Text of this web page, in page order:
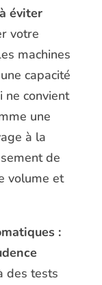
éviter
votre
machines
capacité
ne convient
une
à la
de
volume et
:
des tests